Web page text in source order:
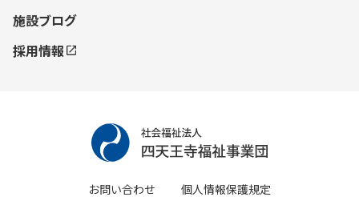
施設ブログ
採用情報
お問い合わせ 個人情報保護規定